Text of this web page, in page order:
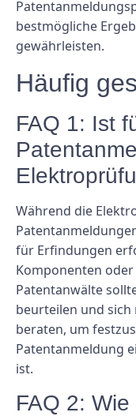
bestmögliche
gewährleisten.
Häufig
FAQ 1: Ist
Während die
für Erfindungen
Komponenten
Patentanwälte
beurteilen und sich
beraten, um
Patentanmeldung
ist.
FAQ 2: